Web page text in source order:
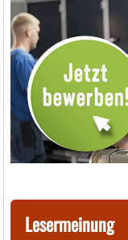
Lesermeinung